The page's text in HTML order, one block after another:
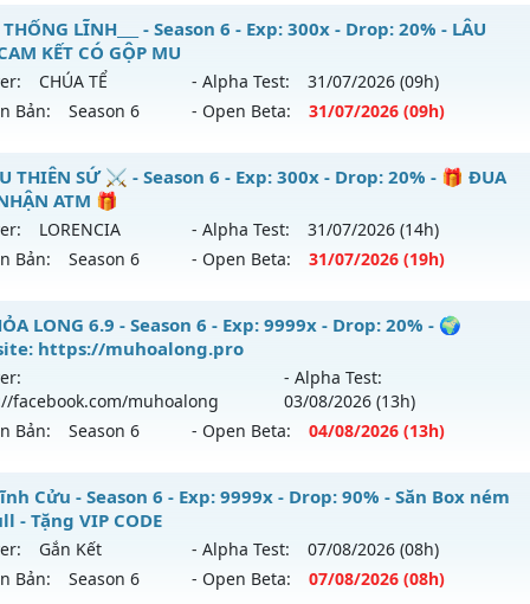
THỐNG LĨNH___ - Season 6 - Exp: 300x - Drop: 20% - LÂU
KẾT CÓ GỘP MU
CHÚA TỂ - Alpha Test: 31/07/2026 (09h)
Bản:
Season 6 - Open Beta: 31/07/2026 (09h)
THỐNG LĨNH___ - LÂU DÀI, CAM KẾT CÓ GỘP MU
mới ra tháng 07 2026 - Mở máy chủCHÚA TỂ vào 09h
300x - Drop: 20%
loại: Mu Nguyên bản Webzen
UGK ANTIHACK
THIÊN SỨ ⚔️ - Season 6 - Exp: 300x - Drop: 20% - 🎁 ĐUA
ATM 🎁
LORENCIA - Alpha Test: 31/07/2026 (14h)
Bản:
Season 6 - Open Beta: 31/07/2026 (19h)
THIÊN SỨ ⚔️ - 🎁 ĐUA TOP NHẬN ATM 🎁
mới ra tháng 07 2026 - Mở máy chủ
LORENCIA
300x - Drop: 20%
loại: Mu Nguyên bản Webzen
BDCAM
LONG 6.9 - Season 6 - Exp: 9999x - Drop: 20% - 🌍
https://muhoalong.pro
facebook.com/muhoalong
- Alpha Test:
03/08/2026 (13h)
Bản:
Season 6 - Open Beta: 04/08/2026 (13h)
LONG 6.9 - 🌍 Website: https://muhoalong.pro
ra tháng 08 2026 - Mở máy chủ https://facebook.com/
04/08/2626
Cửu - Season 6 - Exp: 9999x - Drop: 90% - Săn Box ném
- Tặng VIP CODE
Gắn Kết - Alpha Test: 07/08/2026 (08h)
Bản:
Season 6 - Open Beta: 07/08/2026 (08h)